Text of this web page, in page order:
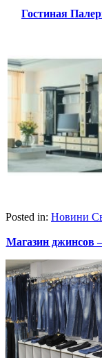
Гостиная
Posted in: Новини
Магазин джинсов